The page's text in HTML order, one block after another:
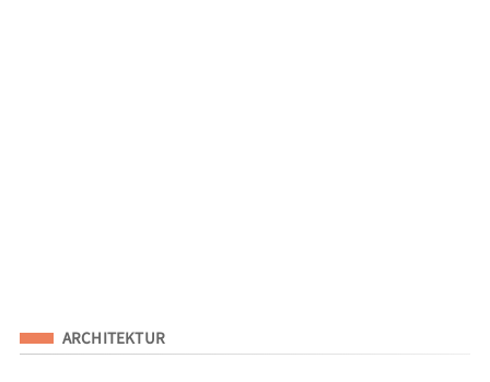
Eingeordnet unter
ARCHITEKTUR